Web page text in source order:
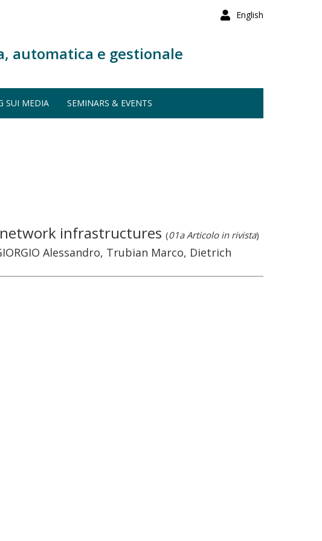
English
automatica e gestionale
SUI MEDIA SEMINARS & EVENTS
infrastructures (01a Articolo in rivista)
Alessandro, Trubian Marco, Dietrich